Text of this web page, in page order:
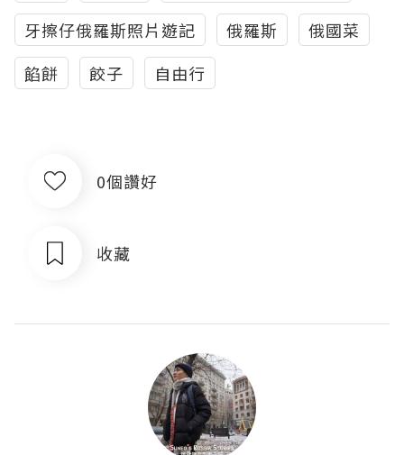
牙擦仔俄羅斯照片遊記
俄羅斯
俄國菜
餡餅
餃子 自由行
0個讚好
收藏